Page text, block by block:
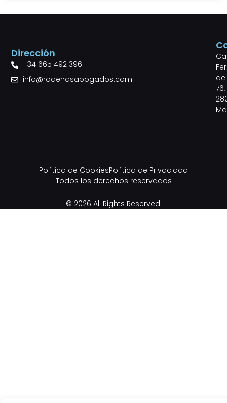
de
76,
Dirección
+34 665 492 396
info@rodenasabogados.com
Política de CookiesPolítica de Privacidad
Todos los derechos reservados
© 2026 All Rights Reserved.